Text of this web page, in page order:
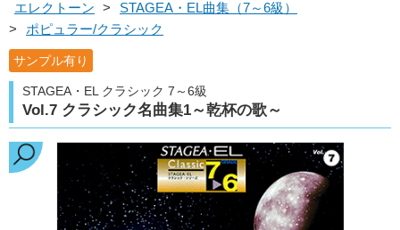
エレクトーン >
STAGEA・EL曲集（7～6級）
>
ポピュラー/クラシック
サンプル有り
STAGEA・EL クラシック 7～6級
Vol.7 クラシック名曲集1～乾杯の歌～